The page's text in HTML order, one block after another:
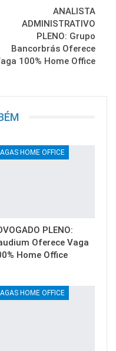
ANALISTA
ADMINISTRATIVO
PLENO: Grupo
Bancorbrás Oferece
100% Home Office
HOME OFFICE
PLENO:
Oferece Vaga
Home Office
HOME OFFICE